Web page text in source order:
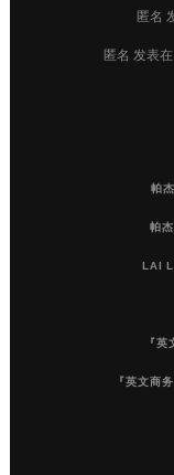
匿名
匿名 发表
帕
帕
LAI
『
『英文商